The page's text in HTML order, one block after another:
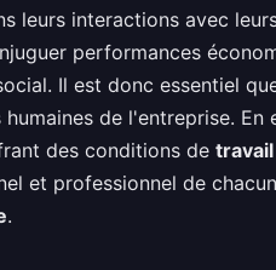
leurs interactions avec
performances
Il est donc essentiel
de l'entreprise. En
des conditions de travail
et professionnel de
.